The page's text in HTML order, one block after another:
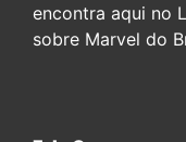
encontra aqui no
sobre Marvel do